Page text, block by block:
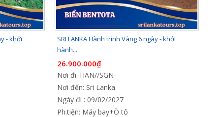
- khởi
SRI LANKA Hành trình Vàng 6 ngày - khởi
hành...
26.900.000₫
Nơi đi: HAN//SGN
Nơi đến: Sri Lanka
Ngày đi : 09/02/2027
Ph.tiện: Máy bay+Ô tô